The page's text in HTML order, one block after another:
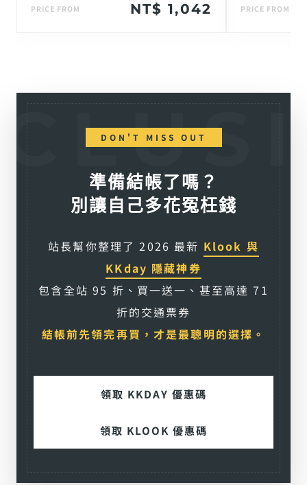
PRICE FROM NT$ 1,042 PRICE FROM
DON'T MISS OUT
準備結帳了嗎？
別讓自己多花冤枉錢
站長幫你整理了 2026 最新 Klook 與
KKday 隱藏神券
包含全站 95 折、買一送一、甚至高達 71
折的交通票券
結帳前先領完再買，才是最聰明的選擇。
領取 KKDAY 優惠碼
領取 KLOOK 優惠碼